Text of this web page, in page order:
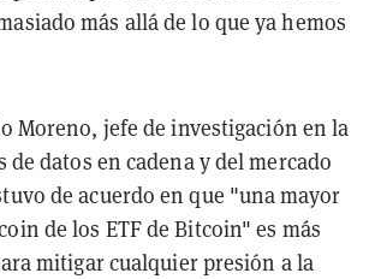
más allá de lo que ya hemos
Moreno, jefe de investigación en la
datos en cadena y del mercado
de acuerdo en que "una mayor
de los ETF de Bitcoin" es más
mitigar cualquier presión a la